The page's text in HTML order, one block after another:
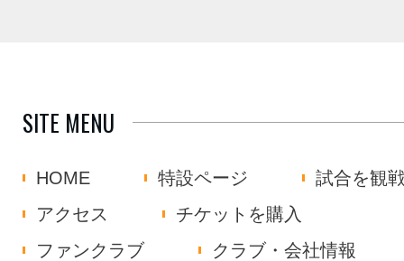
SITE MENU
HOME 特設ページ
試合を観
アクセス
チケットを購入
ファンクラブ
クラブ・会社情報